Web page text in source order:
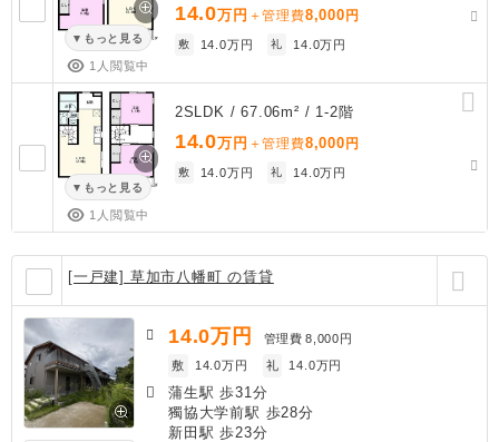
もっと見る
1人閲覧中
14.0万円 ＋管理費8,000 円
敷 14.0万円 礼 14.0万円
もっと見る
1人閲覧中
2SLDK / 67.06m² / 1-2階
14.0万円 ＋管理費8,000 円
敷 14.0万円 礼 14.0万円
[一戸建] 草加市八幡町 の賃貸
14.0万円 管理費 8,000円
敷
14.0万円 礼 14.0万円
蒲生駅 歩31分
獨協大学前駅 歩28分
新田駅 歩23分